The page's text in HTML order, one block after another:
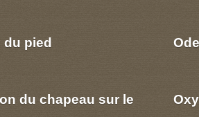
du pied
du chapeau sur le